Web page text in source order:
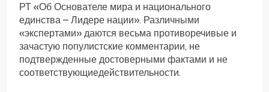
РТ «Об Основателе мира и национального
единства – Лидере нации». Различными
«экспертами» даются весьма противоречивые и
зачастую популистские комментарии, не
подтвержденные достоверными фактами и не
соответствующиедействительности.